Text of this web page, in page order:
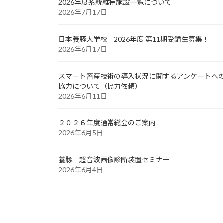
2026年度系統維持施設一覧について
2026年7月17日
日本養豚大学校 2026年度 第11期受講生募集！
2026年6月17日
スマート畜産技術の導入状況に関するアンケートへ
協力について（協力依頼）
2026年6月11日
２０２６年度通常総会のご案内
2026年6月5日
養豚 超音波画像診断装置セミナー
2026年6月4日